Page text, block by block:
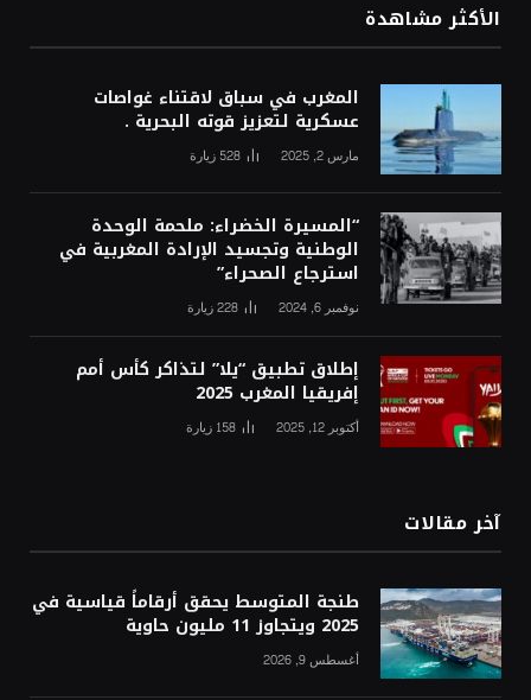
الأكثر مشاهدة
المغرب في سباق لاقتناء غواصات
عسكرية لتعزيز قوته البحرية .
مارس 2, 2025 528 زيارة
“المسيرة الخضراء: ملحمة الوحدة
الوطنية وتجسيد الإرادة المغربية في
استرجاع الصحراء”
نوفمبر 6, 2024 228زيارة
إطلاق تطبيق “يلا” لتذاكر كأس أمم
إفريقيا المغرب 2025
أكتوبر 12, 2025 158 زيارة
آخر مقالات
طنجة المتوسط يحقق أرقاماً قياسية في
2025 ويتجاوز 11 مليون حاوية
أغسطس 9, 2026